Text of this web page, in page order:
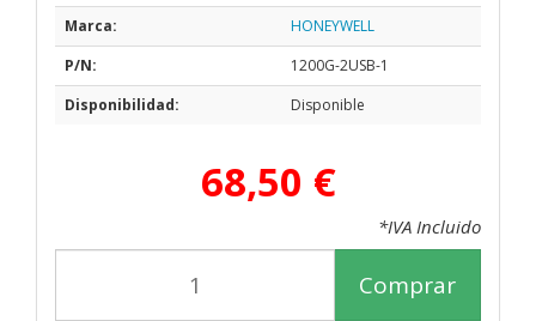
Marca:
HONEYWELL
P/N:
1200G-2USB-1
Disponibilidad:
Disponible
68,50 €
*IVA Incluido
Comprar